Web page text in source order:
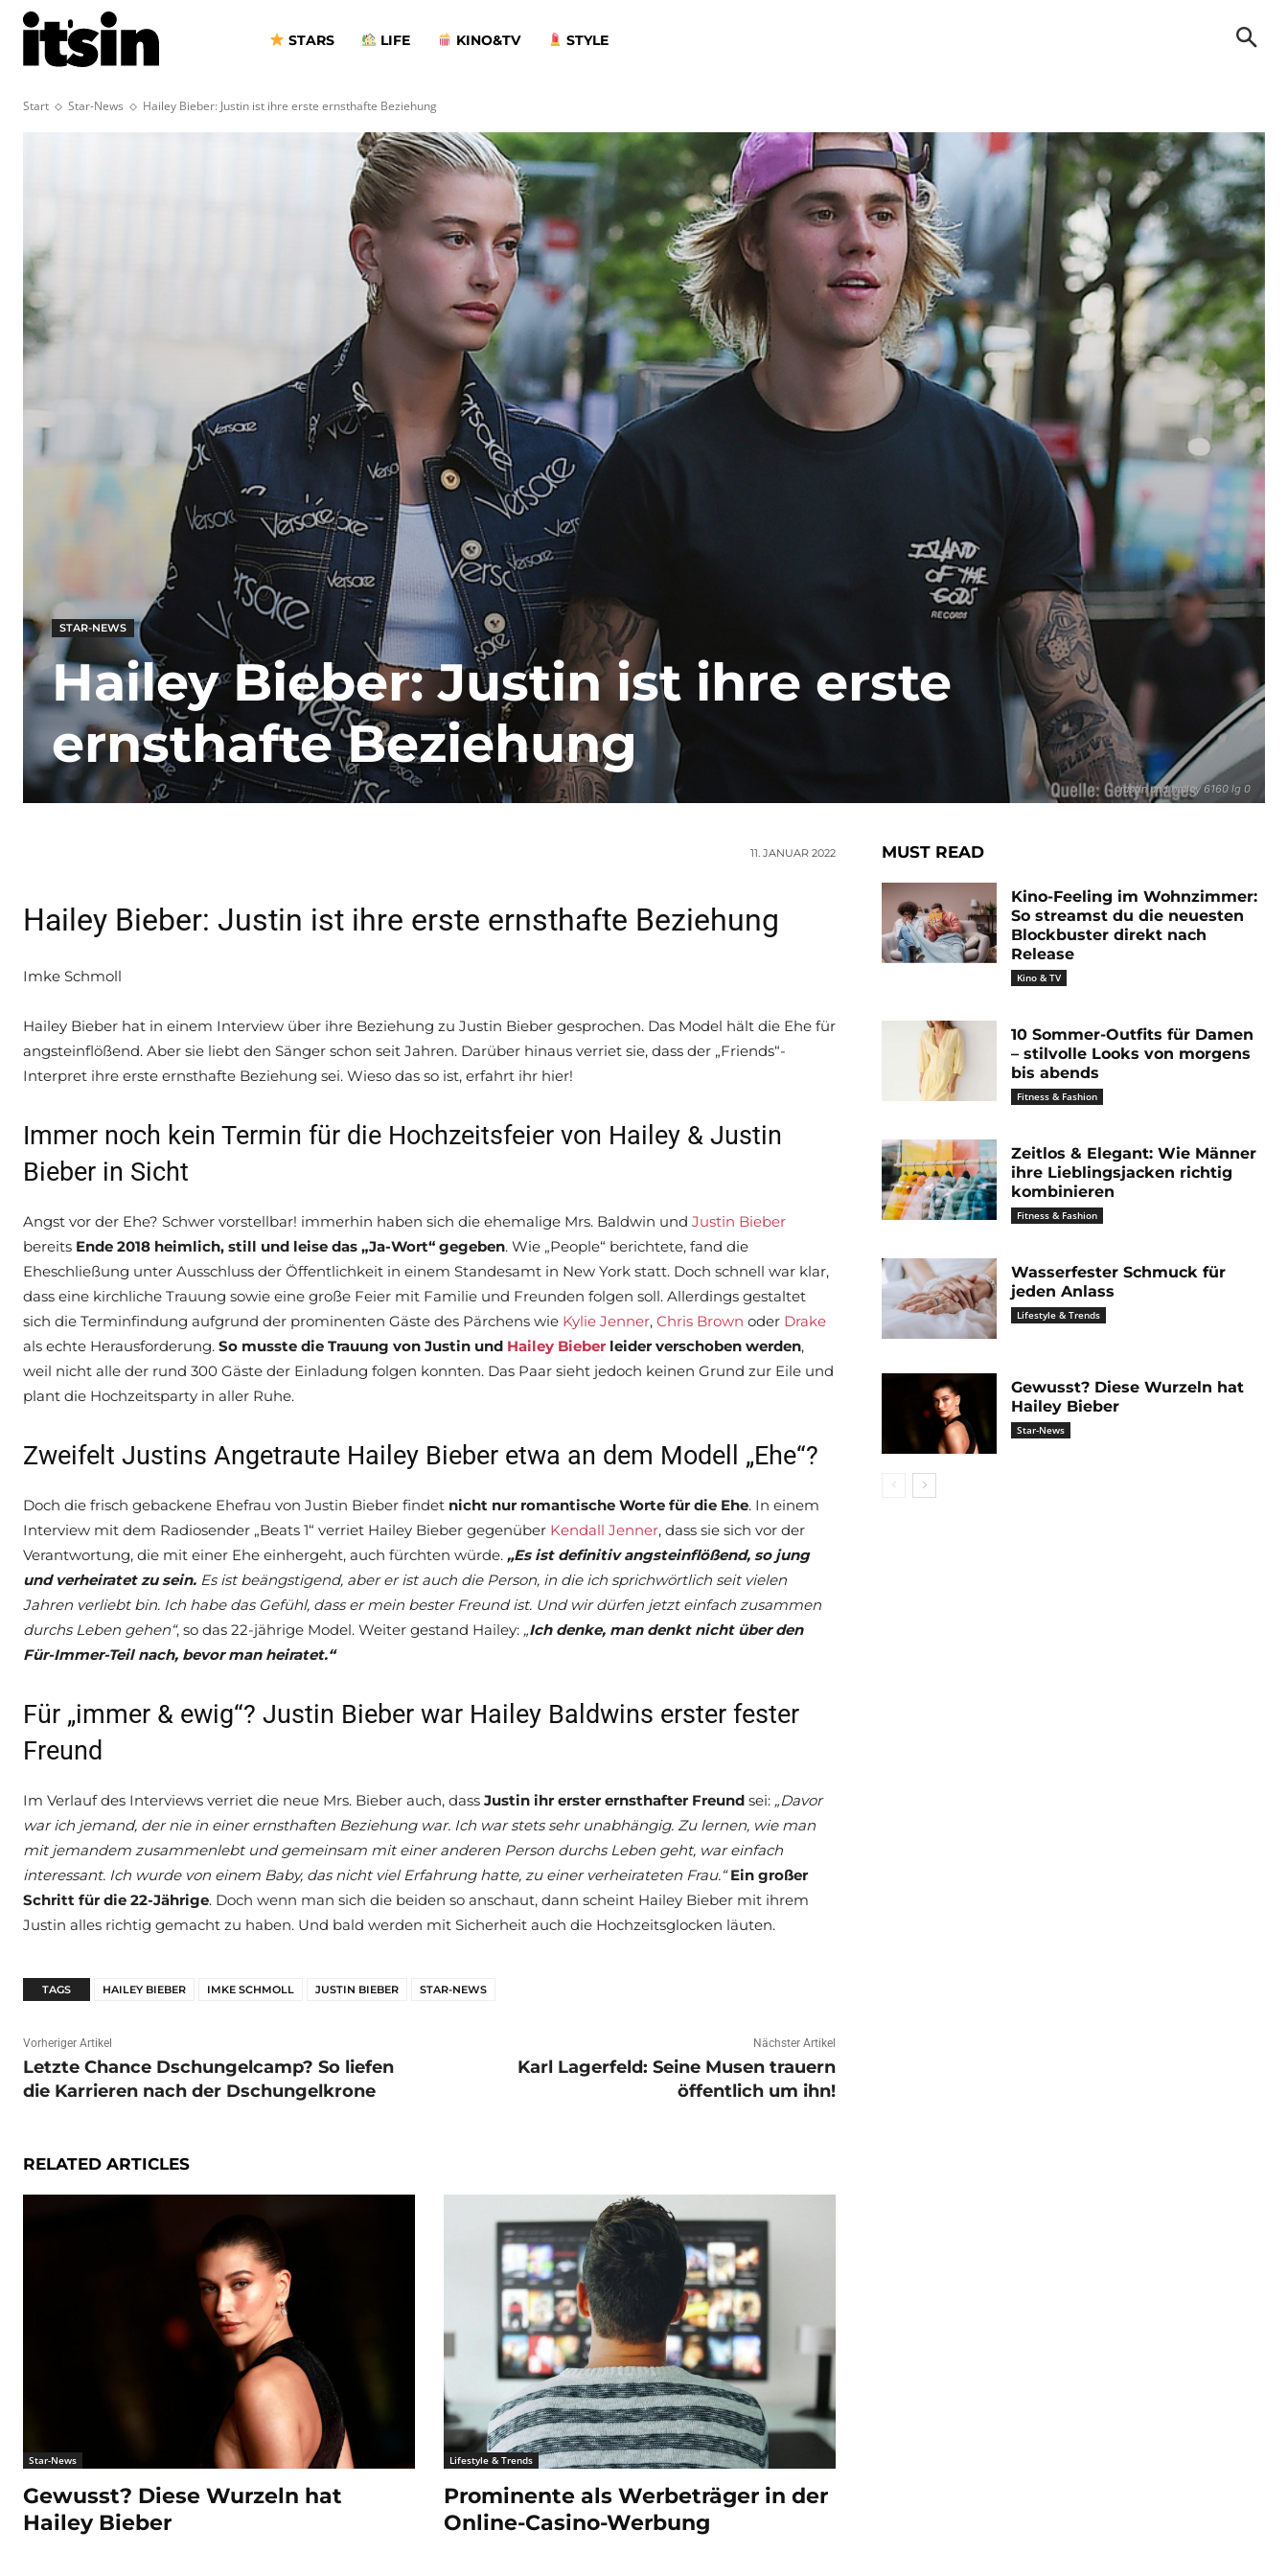
STARS LIFE KINO&TV STYLE
Start Star-News Hailey Bieber: Justin ist ihre erste ernsthafte Beziehung
justin und hailey 6160 lg 0
STAR-NEWS
Hailey Bieber: Justin ist ihre erste
ernsthafte Beziehung
11. JANUAR 2022
Hailey Bieber: Justin ist ihre erste ernsthafte Beziehung
Imke Schmoll
Hailey Bieber hat in einem Interview über ihre Beziehung zu Justin Bieber gesprochen. Das Model hält die Ehe für
angsteinflößend. Aber sie liebt den Sänger schon seit Jahren. Darüber hinaus verriet sie, dass der „Friends“-
Interpret ihre erste ernsthafte Beziehung sei. Wieso das so ist, erfahrt ihr hier!
Immer noch kein Termin für die Hochzeitsfeier von Hailey & Justin
Bieber in Sicht
Angst vor der Ehe? Schwer vorstellbar! immerhin haben sich die ehemalige Mrs. Baldwin und Justin Bieber
bereits Ende 2018 heimlich, still und leise das „Ja-Wort“ gegeben. Wie „People“ berichtete, fand die
Eheschließung unter Ausschluss der Öffentlichkeit in einem Standesamt in New York statt. Doch schnell war klar,
dass eine kirchliche Trauung sowie eine große Feier mit Familie und Freunden folgen soll. Allerdings gestaltet
sich die Terminfindung aufgrund der prominenten Gäste des Pärchens wie Kylie Jenner, Chris Brown oder Drake
als echte Herausforderung. So musste die Trauung von Justin und Hailey Bieber leider verschoben werden,
weil nicht alle der rund 300 Gäste der Einladung folgen konnten. Das Paar sieht jedoch keinen Grund zur Eile und
plant die Hochzeitsparty in aller Ruhe.
Zweifelt Justins Angetraute Hailey Bieber etwa an dem Modell „Ehe“?
Doch die frisch gebackene Ehefrau von Justin Bieber findet nicht nur romantische Worte für die Ehe. In einem
Interview mit dem Radiosender „Beats 1“ verriet Hailey Bieber gegenüber Kendall Jenner, dass sie sich vor der
Verantwortung, die mit einer Ehe einhergeht, auch fürchten würde. „Es ist definitiv angsteinflößend, so jung
und verheiratet zu sein. Es ist beängstigend, aber er ist auch die Person, in die ich sprichwörtlich seit vielen
Jahren verliebt bin. Ich habe das Gefühl, dass er mein bester Freund ist. Und wir dürfen jetzt einfach zusammen
durchs Leben gehen“, so das 22-jährige Model. Weiter gestand Hailey: „Ich denke, man denkt nicht über den
Für-Immer-Teil nach, bevor man heiratet.“
Für „immer & ewig“? Justin Bieber war Hailey Baldwins erster fester
Freund
Im Verlauf des Interviews verriet die neue Mrs. Bieber auch, dass Justin ihr erster ernsthafter Freund sei: „Davor
war ich jemand, der nie in einer ernsthaften Beziehung war. Ich war stets sehr unabhängig. Zu lernen, wie man
mit jemandem zusammenlebt und gemeinsam mit einer anderen Person durchs Leben geht, war einfach
interessant. Ich wurde von einem Baby, das nicht viel Erfahrung hatte, zu einer verheirateten Frau.“ Ein großer
Schritt für die 22-Jährige. Doch wenn man sich die beiden so anschaut, dann scheint Hailey Bieber mit ihrem
Justin alles richtig gemacht zu haben. Und bald werden mit Sicherheit auch die Hochzeitsglocken läuten.
TAGS HAILEY BIEBER IMKE SCHMOLL JUSTIN BIEBER STAR-NEWS
Vorheriger Artikel
Letzte Chance Dschungelcamp? So liefen
die Karrieren nach der Dschungelkrone
Nächster Artikel
Karl Lagerfeld: Seine Musen trauern
öffentlich um ihn!
RELATED ARTICLES
Star-News
Gewusst? Diese Wurzeln hat
Hailey Bieber
Lifestyle & Trends
Prominente als Werbeträger in der
Online-Casino-Werbung
MUST READ
Kino-Feeling im Wohnzimmer:
So streamst du die neuesten
Blockbuster direkt nach
Release
Kino & TV
10 Sommer-Outfits für Damen
– stilvolle Looks von morgens
bis abends
Fitness & Fashion
Zeitlos & Elegant: Wie Männer
ihre Lieblingsjacken richtig
kombinieren
Fitness & Fashion
Wasserfester Schmuck für
jeden Anlass
Lifestyle & Trends
Gewusst? Diese Wurzeln hat
Hailey Bieber
Star-News